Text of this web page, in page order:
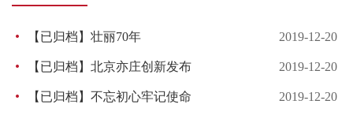
【已归档】壮丽70年 2019-12-20
【已归档】北京亦庄创新发布 2019-12-20
【已归档】不忘初心牢记使命 2019-12-20